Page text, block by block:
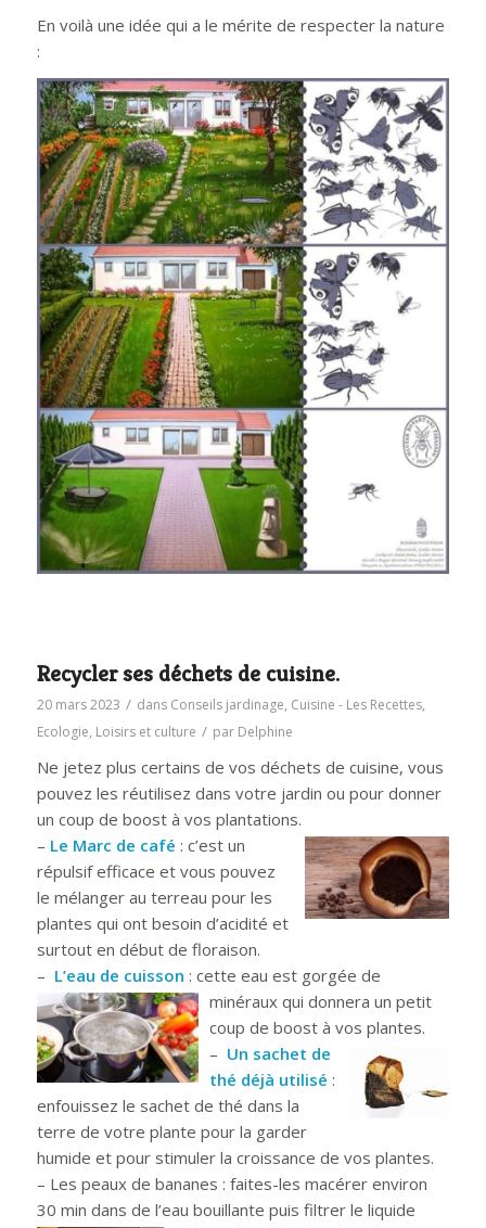
En voilà une idée qui a le mérite de respecter la nature
:
Recycler ses déchets de cuisine.
20 mars 2023 / dans Conseils jardinage, Cuisine - Les Recettes,
Ecologie, Loisirs et culture / par Delphine
Ne jetez plus certains de vos déchets de cuisine, vous
pouvez les réutilisez dans votre jardin ou pour donner
un coup de boost à vos plantations.
– Le Marc de café : c’est un
répulsif efficace et vous pouvez
le mélanger au terreau pour les
plantes qui ont besoin d’acidité et
surtout en début de floraison.
– L’eau de cuisson : cette eau est gorgée de
minéraux qui donnera un petit
coup de boost à vos plantes.
– Un sachet de
thé déjà utilisé :
enfouissez le sachet de thé dans la
terre de votre plante pour la garder
humide et pour stimuler la croissance de vos plantes.
– Les peaux de bananes : faites-les macérer environ
30 min dans de l’eau bouillante puis filtrer le liquide